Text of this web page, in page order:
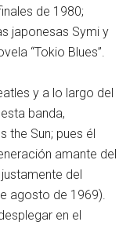
de 1980;
japonesas Symi y
“Tokio Blues”.
y a lo largo del
banda,
the Sun; pues él
amante del
del
agosto de 1969).
en el